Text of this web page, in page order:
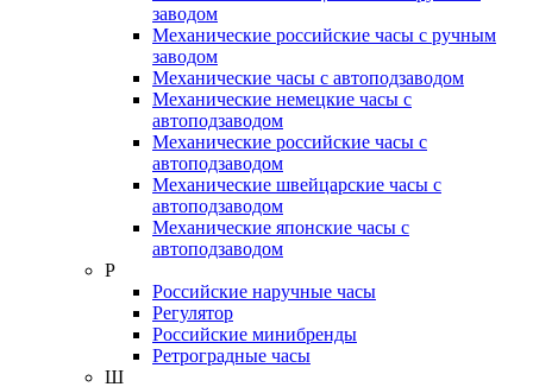
заводом
Механические российские часы с ручным
заводом
Механические часы с автоподзаводом
Механические немецкие часы с
автоподзаводом
Механические российские часы с
автоподзаводом
Механические швейцарские часы с
автоподзаводом
Механические японские часы с
автоподзаводом
Р
Российские наручные часы
Регулятор
Российские минибренды
Ретроградные часы
Ш